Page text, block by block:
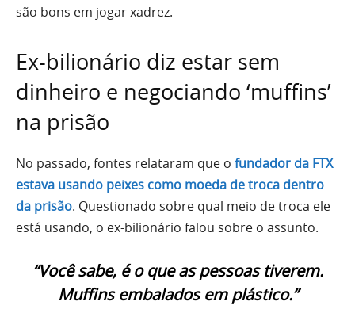
são bons em jogar xadrez.
Ex-bilionário diz estar sem
dinheiro e negociando ‘muffins’
na prisão
No passado, fontes relataram que o fundador da FTX
estava usando peixes como moeda de troca dentro
da prisão. Questionado sobre qual meio de troca ele
está usando, o ex-bilionário falou sobre o assunto.
“Você sabe, é o que as pessoas tiverem.
Muffins embalados em plástico.”